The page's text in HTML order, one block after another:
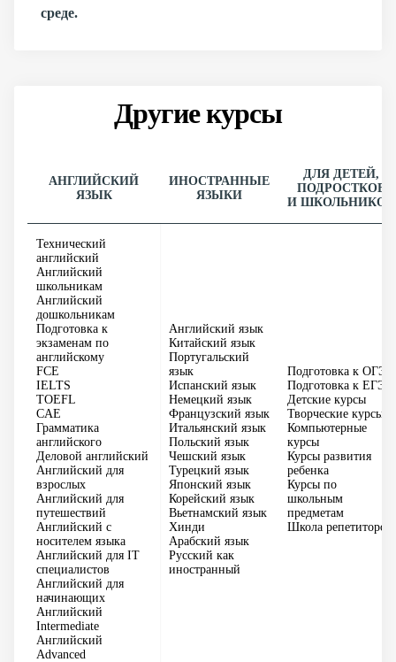
среде.
Другие курсы
АНГЛИЙСКИЙ
ЯЗЫК
ИНОСТРАННЫЕ
ЯЗЫКИ
ДЛЯ ДЕТЕЙ,
ПОДРОСТКОВ
И ШКОЛЬНИКОВ
Технический
английский
Английский
школьникам
Английский
дошкольникам
Подготовка к
экзаменам по
английскому
FCE
IELTS
TOEFL
CAE
Грамматика
английского
Деловой английский
Английский для
взрослых
Английский для
путешествий
Английский с
носителем языка
Английский для IT
специалистов
Английский для
начинающих
Английский
Intermediate
Английский
Advanced
Английский язык
Китайский язык
Португальский
язык
Испанский язык
Немецкий язык
Французский язык
Итальянский язык
Польский язык
Чешский язык
Турецкий язык
Японский язык
Корейский язык
Вьетнамский язык
Хинди
Арабский язык
Русский как
иностранный
Подготовка к ОГЭ
Подготовка к ЕГЭ
Детские курсы
Творческие курсы
Компьютерные
курсы
Курсы развития
ребенка
Курсы по
школьным
предметам
Школа репетиторов